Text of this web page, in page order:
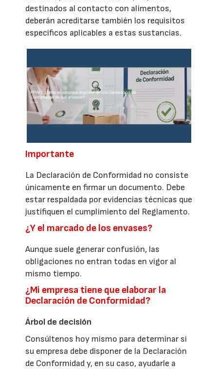
destinados al contacto con alimentos,
deberán acreditarse también los requisitos
específicos aplicables a estas sustancias.
Importante
La Declaración de Conformidad no consiste
únicamente en firmar un documento. Debe
estar respaldada por evidencias técnicas que
justifiquen el cumplimiento del Reglamento.
¿Y el marcado de los envases?
Aunque suele generar confusión, las
obligaciones no entran todas en vigor al
mismo tiempo.
¿Mi empresa tiene que elaborar la
Declaración de Conformidad?
Árbol de decisión
Consúltenos hoy mismo para determinar si
su empresa debe disponer de la Declaración
de Conformidad y, en su caso, ayudarle a